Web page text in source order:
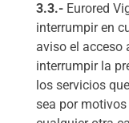
3.3.-Eurored
interrumpir en
aviso el acceso
interrumpir la
los servicios
sea por